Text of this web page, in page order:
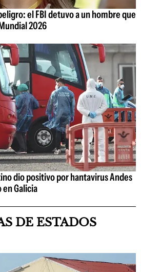
el FBI detuvo a un hombre que
2026
dio positivo por hantavirus Andes
en Galicia
DE ESTADOS